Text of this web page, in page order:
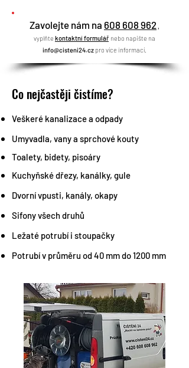
Zavolejte nám na 608 608 962 ,
vyplňte kontaktní formulář nebo napište na
info@cisteni24.cz pro více informací.
Co nejčastěji čistíme?
Veškeré kanalizace a odpady
Umyvadla, vany a sprchové kouty
Toalety, bidety, pisoáry
Kuchyňské dřezy, kanálky, gule
Dvorní vpusti, kanály, okapy
Sifony všech druhů
Ležaté potrubí i stoupačky
Potrubí v průměru od 40 mm do 1200 mm